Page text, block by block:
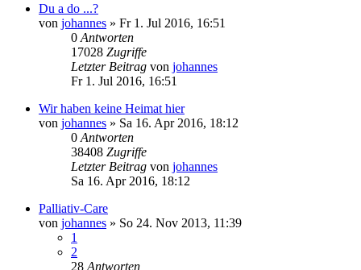
Du a do ...?
von johannes » Fr 1. Jul 2016, 16:51
0 Antworten
17028 Zugriffe
Letzter Beitrag von johannes
Fr 1. Jul 2016, 16:51
Wir haben keine Heimat hier
von johannes » Sa 16. Apr 2016, 18:12
0 Antworten
38408 Zugriffe
Letzter Beitrag von johannes
Sa 16. Apr 2016, 18:12
Palliativ-Care
von johannes » So 24. Nov 2013, 11:39
1
2
28 Antworten